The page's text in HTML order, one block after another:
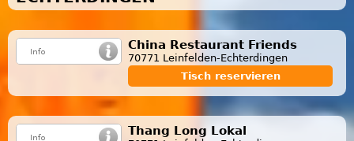
China Restaurant Friends
70771 Leinfelden-Echterdingen
Tisch reservieren
Thang Long Lokal